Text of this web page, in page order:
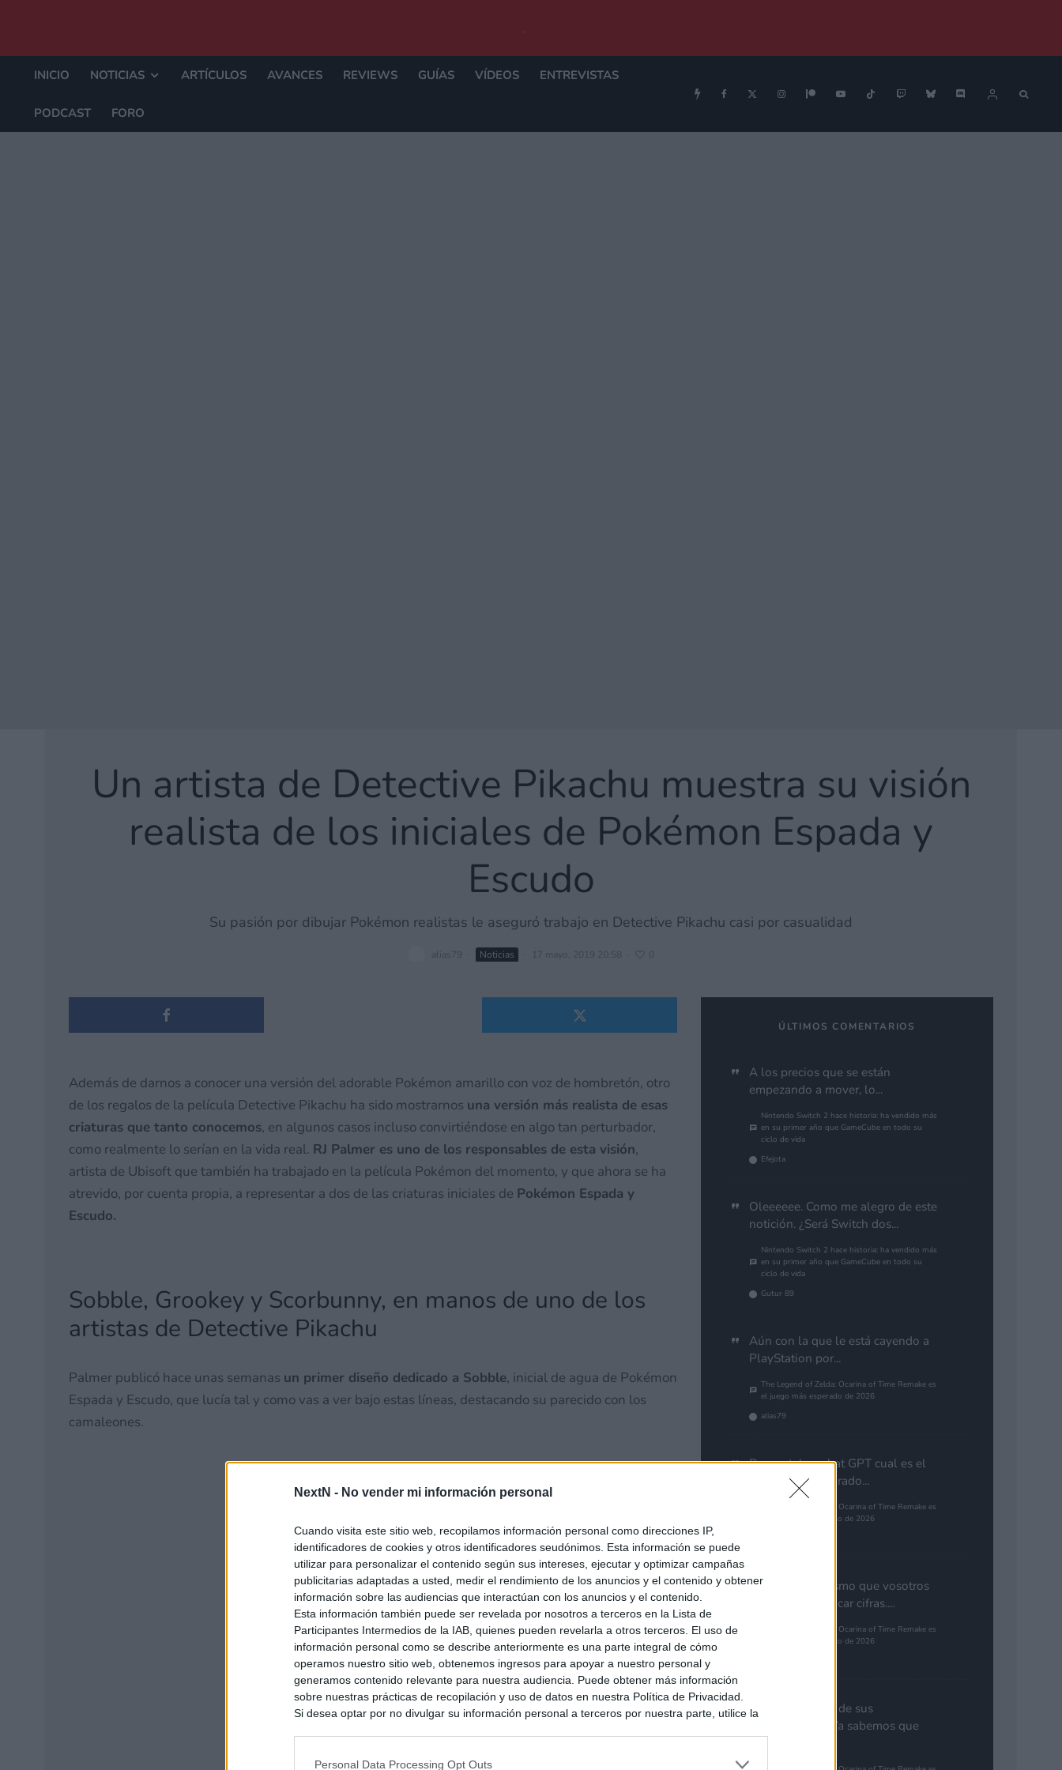
NextN - No vender mi información personal
Cuando visita este sitio web, recopilamos información personal como direcciones IP,
identificadores de cookies y otros identificadores seudónimos. Esta información se puede
utilizar para personalizar el contenido según sus intereses, ejecutar y optimizar campañas
publicitarias adaptadas a usted, medir el rendimiento de los anuncios y el contenido y obtener
información sobre las audiencias que interactúan con los anuncios y el contenido.
Esta información también puede ser revelada por nosotros a terceros en la Lista de
Participantes Intermedios de la IAB, quienes pueden revelarla a otros terceros. El uso de
información personal como se describe anteriormente es una parte integral de cómo
operamos nuestro sitio web, obtenemos ingresos para apoyar a nuestro personal y
generamos contenido relevante para nuestra audiencia. Puede obtener más información
sobre nuestras prácticas de recopilación y uso de datos en nuestra Política de Privacidad.
Si desea optar por no divulgar su información personal a terceros por nuestra parte, utilice la
intereses basados en la información personal utilizada por nosotros o en información personal
Personal Data Processing Opt Outs
INICIO NOTICIAS ARTÍCULOS AVANCES REVIEWS GUÍAS VÍDEOS ENTREVISTAS
PODCAST FORO
Un artista de Detective Pikachu muestra su visión
realista de los iniciales de Pokémon Espada y
Escudo
Su pasión por dibujar Pokémon realistas le aseguró trabajo en Detective Pikachu casi por casualidad
alias79 Noticias 17 mayo, 2019 20:58 0
Además de darnos a conocer una versión del adorable Pokémon amarillo con voz de hombretón, otro
de los regalos de la película Detective Pikachu ha sido mostrarnos una versión más realista de esas
criaturas que tanto conocemos, en algunos casos incluso convirtiéndose en algo tan perturbador,
como realmente lo serían en la vida real. RJ Palmer es uno de los responsables de esta visión,
artista de Ubisoft que también ha trabajado en la película Pokémon del momento, y que ahora se ha
atrevido, por cuenta propia, a representar a dos de las criaturas iniciales de Pokémon Espada y
Escudo.
Sobble, Grookey y Scorbunny, en manos de uno de los
artistas de Detective Pikachu
Palmer publicó hace unas semanas un primer diseño dedicado a Sobble, inicial de agua de Pokémon
Espada y Escudo, que lucía tal y como vas a ver bajo estas líneas, destacando su parecido con los
camaleones.
ÚLTIMOS COMENTARIOS
A los precios que se están
empezando a mover, lo...
Nintendo Switch 2 hace historia: ha vendido más
en su primer año que GameCube en todo su
ciclo de vida
Efejota
Oleeeeee. Como me alegro de este
notición. ¿Será Switch dos...
Nintendo Switch 2 hace historia: ha vendido más
en su primer año que GameCube en todo su
ciclo de vida
Gutur 89
Aún con la que le está cayendo a
PlayStation por...
The Legend of Zelda: Ocarina of Time Remake es
el juego más esperado de 2026
alias79
Preguntale a chat GPT cual es el
guego mas esparado...
The Legend of Zelda: Ocarina of Time Remake es
el juego más esperado de 2026
Yo pienso lo mismo que vosotros
de GTA. Cuantificar cifras....
The Legend of Zelda: Ocarina of Time Remake es
el juego más esperado de 2026
Nota aclaratoria de sus
responsables: "Ya sabemos que